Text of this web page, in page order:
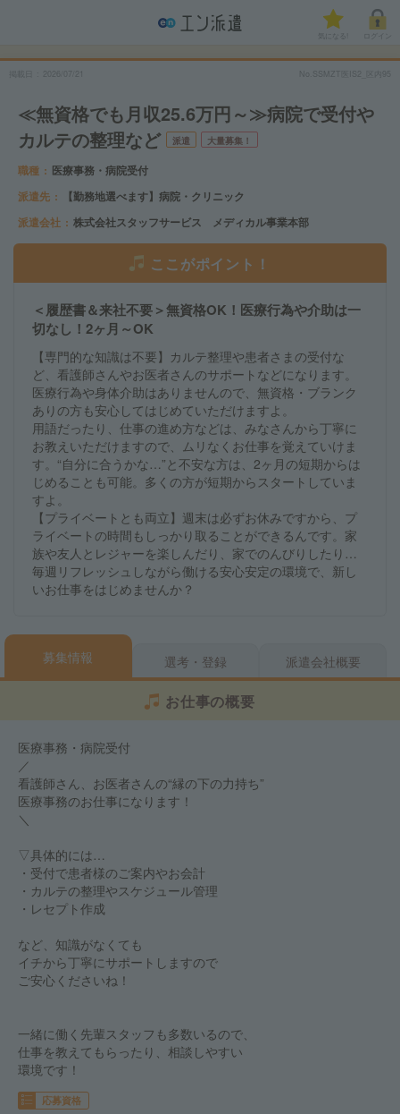
気になる!
2026/07/21 No.SSMZT医IS2_区内95
≪無資格でも月収25.6万円～≫病院で受付や
カルテの整理など
派遣 大量募集！
職種
医療事務・病院受付
派遣先
【勤務地選べます】病院・クリニック
派遣会社
株式会社スタッフサービス メディカル事業本部
ここがポイント！
＜履歴書＆来社不要＞無資格OK！医療行為や介助は一
切なし！2ヶ月～OK
【専門的な知識は不要】カルテ整理や患者さまの受付な
ど、看護師さんやお医者さんのサポートなどになります。
医療行為や身体介助はありませんので、無資格・ブランク
ありの方も安心してはじめていただけますよ。
用語だったり、仕事の進め方などは、みなさんから丁寧に
お教えいただけますので、ムリなくお仕事を覚えていけま
す。“自分に合うかな…”と不安な方は、2ヶ月の短期からは
じめることも可能。多くの方が短期からスタートしていま
すよ。
【プライベートとも両立】週末は必ずお休みですから、プ
ライベートの時間もしっかり取ることができるんです。家
族や友人とレジャーを楽しんだり、家でのんびりしたり…
毎週リフレッシュしながら働ける安心安定の環境で、新し
いお仕事をはじめませんか？
募集情報 選考・登録 派遣会社概要
お仕事の概要
医療事務・病院受付
／
看護師さん、お医者さんの“縁の下の力持ち”
医療事務のお仕事になります！
＼
▽具体的には…
・受付で患者様のご案内やお会計
・カルテの整理やスケジュール管理
・レセプト作成
など、知識がなくても
イチから丁寧にサポートしますので
ご安心くださいね！
一緒に働く先輩スタッフも多数いるので、
仕事を教えてもらったり、相談しやすい
環境です！
応募資格